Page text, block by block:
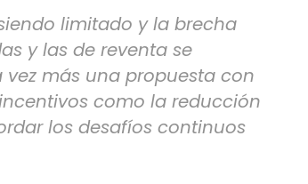
limitado y la brecha
y las de reventa se
más una propuesta con
como la reducción
los desafíos continuos